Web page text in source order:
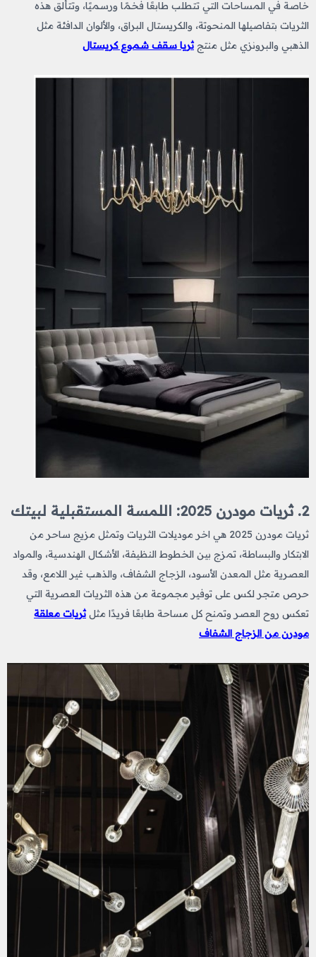
خاصة في المساحات التي تتطلب طابعًا فخمًا ورسميًا، وتتألق هذه
الثريات بتفاصيلها المنحوتة، والكريستال البراق، والألوان الدافئة مثل
الذهبي والبرونزي مثل منتجثريا سقف شموع كريستال
2. ثريات مودرن 2025: اللمسة المستقبلية لبيتك
ثريات مودرن 2025 هي اخر موديلات الثريات وتمثل
مزيج ساحر من
الابتكار والبساطة، تمزج بين الخطوط النظيفة، الأشكال الهندسية، والمواد
العصرية مثل المعدن الأسود، الزجاج الشفاف، والذهب غير اللامع، وقد
حرص متجر لكس على توفير مجموعة من هذه الثريات العصرية التي
تعكس روح العصر وتمنح كل مساحة طابعًا فريدًا مثلثريات معلقة
مودرن من الزجاج الشفاف